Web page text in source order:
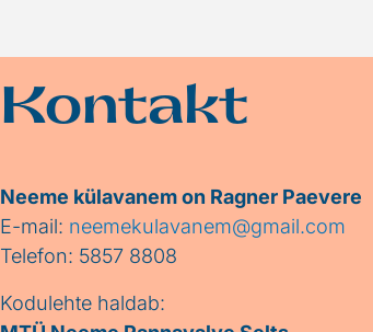
Kontakt
Neeme külavanem on Ragner Paevere
E-mail: neemekulavanem@gmail.com
Telefon: 5857 8808
Kodulehte haldab: